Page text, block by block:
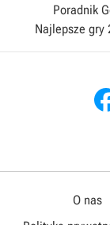
Poradnik
Najlepsze gry
O nas